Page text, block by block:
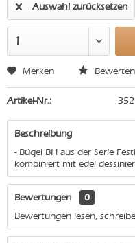
Auswahl zurücksetzen
Merken Bewerten
Artikel-Nr.:
Beschreibung
- Bügel BH aus der Serie
kombiniert mit edel
Bewertungen
0
Bewertungen lesen,